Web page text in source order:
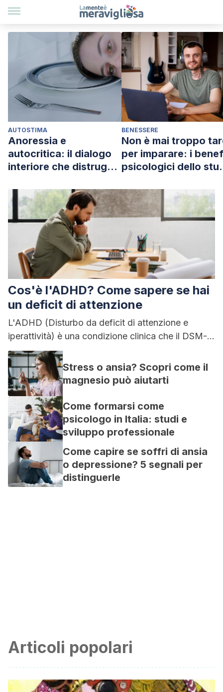
AUTOSTIMA
Anoressia e
autocritica: il dialogo
interiore che distrugge
BENESSERE
Non è mai troppo
per imparare: i
psicologici dello
Cos'è l'ADHD? Come sapere se hai
un deficit di attenzione
L'ADHD (Disturbo da deficit di attenzione e
iperattività) è una condizione clinica che il DSM-5
classifica tra i disturbi del...
Stress o ansia? Scopri come il
magnesio può aiutarti
Come formarsi come
psicologo in Italia: studi e
sviluppo professionale
Come capire se soffri di ansia
o depressione? 5 segnali per
distinguerle
Articoli popolari